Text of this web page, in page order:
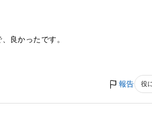
良かったです。
報告 役